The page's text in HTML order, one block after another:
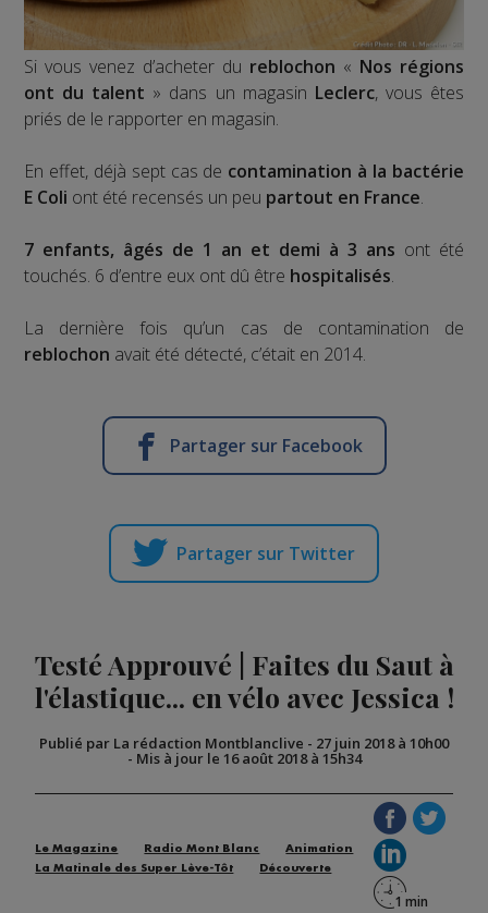
Si vous venez d’acheter du reblochon « Nos régions
ont du talent » dans un magasin Leclerc, vous êtes
priés de le rapporter en magasin.
En effet, déjà sept cas de contamination à la bactérie
E Coli ont été recensés un peu partout en France.
7 enfants, âgés de 1 an et demi à 3 ans ont été
touchés. 6 d’entre eux ont dû être hospitalisés.
La dernière fois qu’un cas de contamination de
reblochon avait été détecté, c’était en 2014.
Partager sur Facebook
Partager sur Twitter
Testé Approuvé | Faites du Saut à
l'élastique... en vélo avec Jessica !
Publié par La rédaction Montblanclive - 27 juin 2018 à 10h00
- Mis à jour le 16 août 2018 à 15h34
Le Magazine Radio Mont Blanc
Animation
La Matinale des Super Lève-Tôt
Découverte